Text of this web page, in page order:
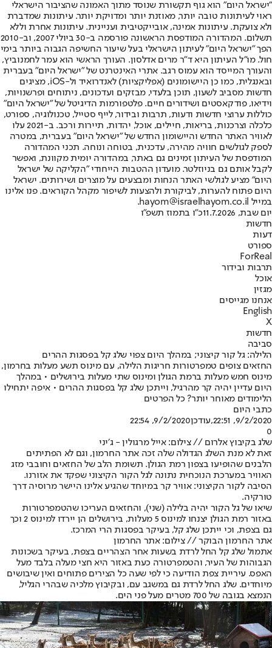
"ישראל היום" הוא גוף תקשורת שנוסד מתוך האמונה שהציבור הישראלי
ראוי לעיתונות טובה יותר, מאוזנת יותר ומדויקת יותר. עיתונות שמדברת
ולא צועקת. עיתונות אמינה, אובייקטיבית ועניינית. עיתונות אחרת וללא
תשלום. המהדורה המודפסת הראשונה פורסמה ב-30 ביולי 2007, וב-2010
הפך "ישראל היום" לעיתון הישראלי בעל שיעור החשיפה הגבוה ביותר בימי
חול. מו"ל העיתון היא ד"ר מרים אדלסון. העורך הראשי הוא עמר לחמנוביץ,
והעורך המייסד הוא עמוס רגב. אתרי האינטרנט של "ישראל היום" בעברית
ובאנגלית, כמו כן היישומונים (אפליקציות) לאנדרואיד ול-iOS, מציגים
חדשות מסביב לשעון, תוכן בלעדי, מבזקים ועדכונים, ניתוחים ופרשנויות,
וידיאו, פודקאסטים ושידורים חיים. פלטפורמות הדיגיטל של "ישראל היום"
כוללות ערוצי חדשות ודעות, תרבות ובידור, לייף סטייל, טכנולוגיה, ספורט,
כלכלה וצרכנות, בריאות, חיילים, אוכל, יהדות, תיירות ורכב. ב-2021 עלו
לאוויר האתר החדש והיישומון החדש של "ישראל היום" בעברית, במטרה
לספק לגולשים חוויה מהירה, עדכנית, בטוחה ונוחה. תכני המהדורה
המודפסת של העיתון זמינים גם באתר, במהדורה יומית מקוונת, ואפשר
לקבל אותם גם בניוזלטר. מועדון ההטבות הייחודי "הקליקה של ישראל
היום" מציע לגולשי האתר הנחות ומבצעים על מוצרים ושירותים. ישראל
היום פתוח להערות, לביקורת ולהצעות לשיפור מקהל הקוראים. פנו אלינו
במייל hayom@israelhayom.co.il.
יום שבת, 11.7.2026
כ"ו בתמוז תשפ"ו
חדשות
דעות
ספורט
ForReal
תרבות ובידור
אוכל
מגזין
אנחנו מגייסים
English
X
חדשות
סביבה
הלילה: גל קור קיצוני; במהלך היום צפוי שלג קל בפסגות ההרים
החזאים צופים טמפרטורות חריגות הלילה, עם מינוס תשע מעלות בחרמון,
מינוס חמש מעלות ברמת הגולן ומינוס שתי מעלות בירושלים • במהלך
היום עדיין יהיה קר מהרגיל, וייתכן שלג קל בפסגות ההרים • איפה יתחילו
הלימודים מאוחר יותר? כל הפרטים
כתבי היום
9/2/2020, 22:51
,עודכן9/2/2020, 22:54
0
שלג בקיבוץ אלרום // צילום: אייל מרגולין - ג׳יני
זאת לא מנת השלג הגדולה שלה זכה אתר החרמון, וגם לא הפתיתים
הלבנים שהופיעו בצפון רמת הגולן. תשומת הלב של החזאים וחובבי מזג
האוויר במערכת הנוכחית נתונה לגל הקור הקיצוני שפקד את אזורנו.
הסיבה לקור הקיצוני: אוויר קר במיוחד שהגיע אלינו היישר מרוסיה דרך
טורקיה.
שיאו של גל הקור יהיה בלילה (שני), והחזאים העריכו שהטמפרטורות
באזור רמת הגולן יצנחו למינוס 5 מעלות, בירושלים הן יירדו למינוס 2 וכך
גם בצפת, וכי ייתכן שלג קל, בעיקר בפסגות הרי המרכז.
אתר החרמון הבוקר // צילום: אתר החרמון
אתמול שלג קל החל לרדת בשעות אחר הצהריים בצפת, בעיקר בשכונות
הגבוהות של העיר, והטמפרטורה כעת באזור היא חצי מעלה בלבד מעל
האפס. עיריית צפת הודיעה כי לפי שעה כל הצירים פתוחים ואין שיבושים
מיוחדים. שלג החל לרדת גם במשגב עם, ובקיבוץ מלכיה שבהרי הגליל,
הנמצא בגובה של 700 מטרים מעל פני הים.